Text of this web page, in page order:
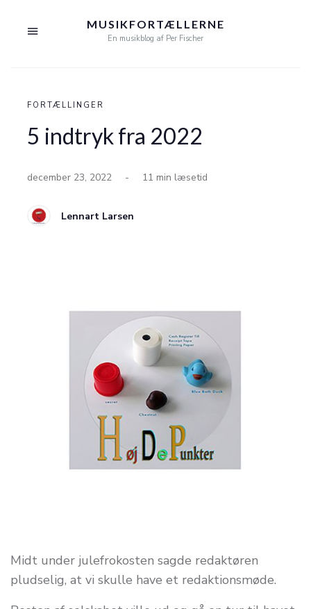
MUSIKFORTÆLLERNE
En musikblog af Per Fischer
FORTÆLLINGER
5 indtryk fra 2022
december 23, 2022 - 11 min læsetid
Lennart Larsen
Midt under julefrokosten sagde redaktøren
pludselig, at vi skulle have et redaktionsmøde.